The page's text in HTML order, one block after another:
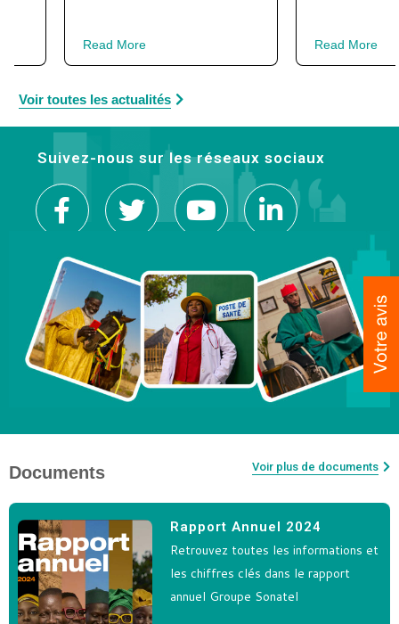
Read More Read More
Voir toutes les actualités
Suivez-nous sur les réseaux sociaux
Voir plus de documents
Documents
Rapport Annuel 2024
Retrouvez toutes les informations et
les chiffres clés dans le rapport
annuel Groupe Sonatel